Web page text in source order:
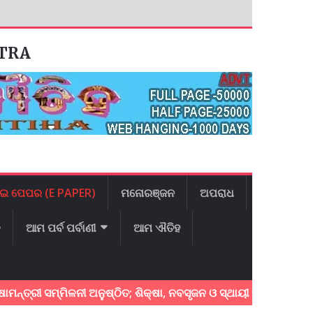
ଇ ପେପର (E PAPER) ମନୋରଞ୍ଜନ ଅପରାଧ
ଆମ ପର୍ବ ପର୍ବାଣୀ ଆମ ଐତିହ
ସମ୍ମିଳନୀ ଅନୁଷ୍ଠିତ; ଶିକ୍ଷା, ନବସୃଜନ ଓ ସ୍ଥାୟୀ ବିକାଶ ଉପରେ